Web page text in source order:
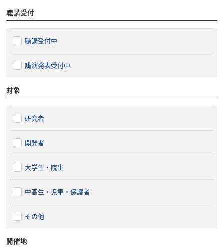
聴講受付
聴講受付中
講演発表受付中
対象
研究者
開発者
大学生・院生
中高生・児童・保護者
その他
開催地